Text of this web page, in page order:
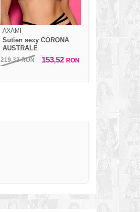
AXAMI
Sutien sexy CORONA
AUSTRALE
219,32RON 153,52 RON